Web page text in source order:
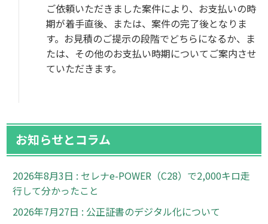
ご依頼いただきました案件により、お支払いの時
期が着手直後、または、案件の完了後となりま
す。お見積のご提示の段階でどちらになるか、ま
たは、その他のお支払い時期についてご案内させ
ていただきます。
お知らせとコラム
2026年8月3日 : セレナe-POWER（C28）で2,000キロ走
行して分かったこと
2026年7月27日 : 公正証書のデジタル化について